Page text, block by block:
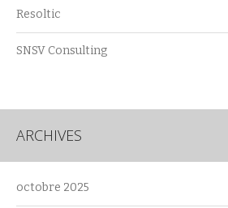
Resoltic
SNSV Consulting
ARCHIVES
octobre 2025